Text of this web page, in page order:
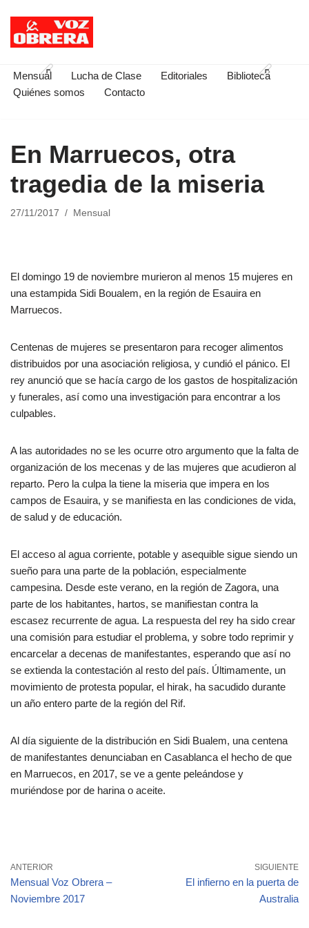
Saltar
contenido
Mensual Lucha de Clase Editoriales
Biblioteca
Quiénes somos
Contacto
En Marruecos, otra
tragedia de la miseria
27/11/2017 Mensual
El domingo 19 de noviembre murieron al menos 15 mujeres en
una estampida Sidi Boualem, en la región de Esauira en
Marruecos.
Centenas de mujeres se presentaron para recoger alimentos
distribuidos por una asociación religiosa, y cundió el pánico. El
rey anunció que se hacía cargo de los gastos de hospitalización
y funerales, así como una investigación para encontrar a los
culpables.
A las autoridades no se les ocurre otro argumento que la falta de
organización de los mecenas y de las mujeres que acudieron al
reparto. Pero la culpa la tiene la miseria que impera en los
campos de Esauira, y se manifiesta en las condiciones de vida,
de salud y de educación.
El acceso al agua corriente, potable y asequible sigue siendo un
sueño para una parte de la población, especialmente
campesina. Desde este verano, en la región de Zagora, una
parte de los habitantes, hartos, se manifiestan contra la
escasez recurrente de agua. La respuesta del rey ha sido crear
una comisión para estudiar el problema, y sobre todo reprimir y
encarcelar a decenas de manifestantes, esperando que así no
se extienda la contestación al resto del país. Últimamente, un
movimiento de protesta popular, el hirak, ha sacudido durante
un año entero parte de la región del Rif.
Al día siguiente de la distribución en Sidi Bualem, una centena
de manifestantes denunciaban en Casablanca el hecho de que
en Marruecos, en 2017, se ve a gente peleándose y
muriéndose por de harina o aceite.
ANTERIOR
Mensual Voz Obrera –
Noviembre 2017
SIGUIENTE
El infierno en la puerta de
Australia